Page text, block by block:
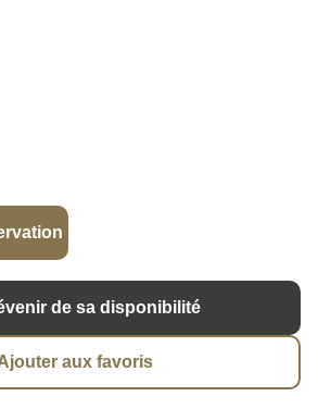
de sa disponibilité
aux favoris